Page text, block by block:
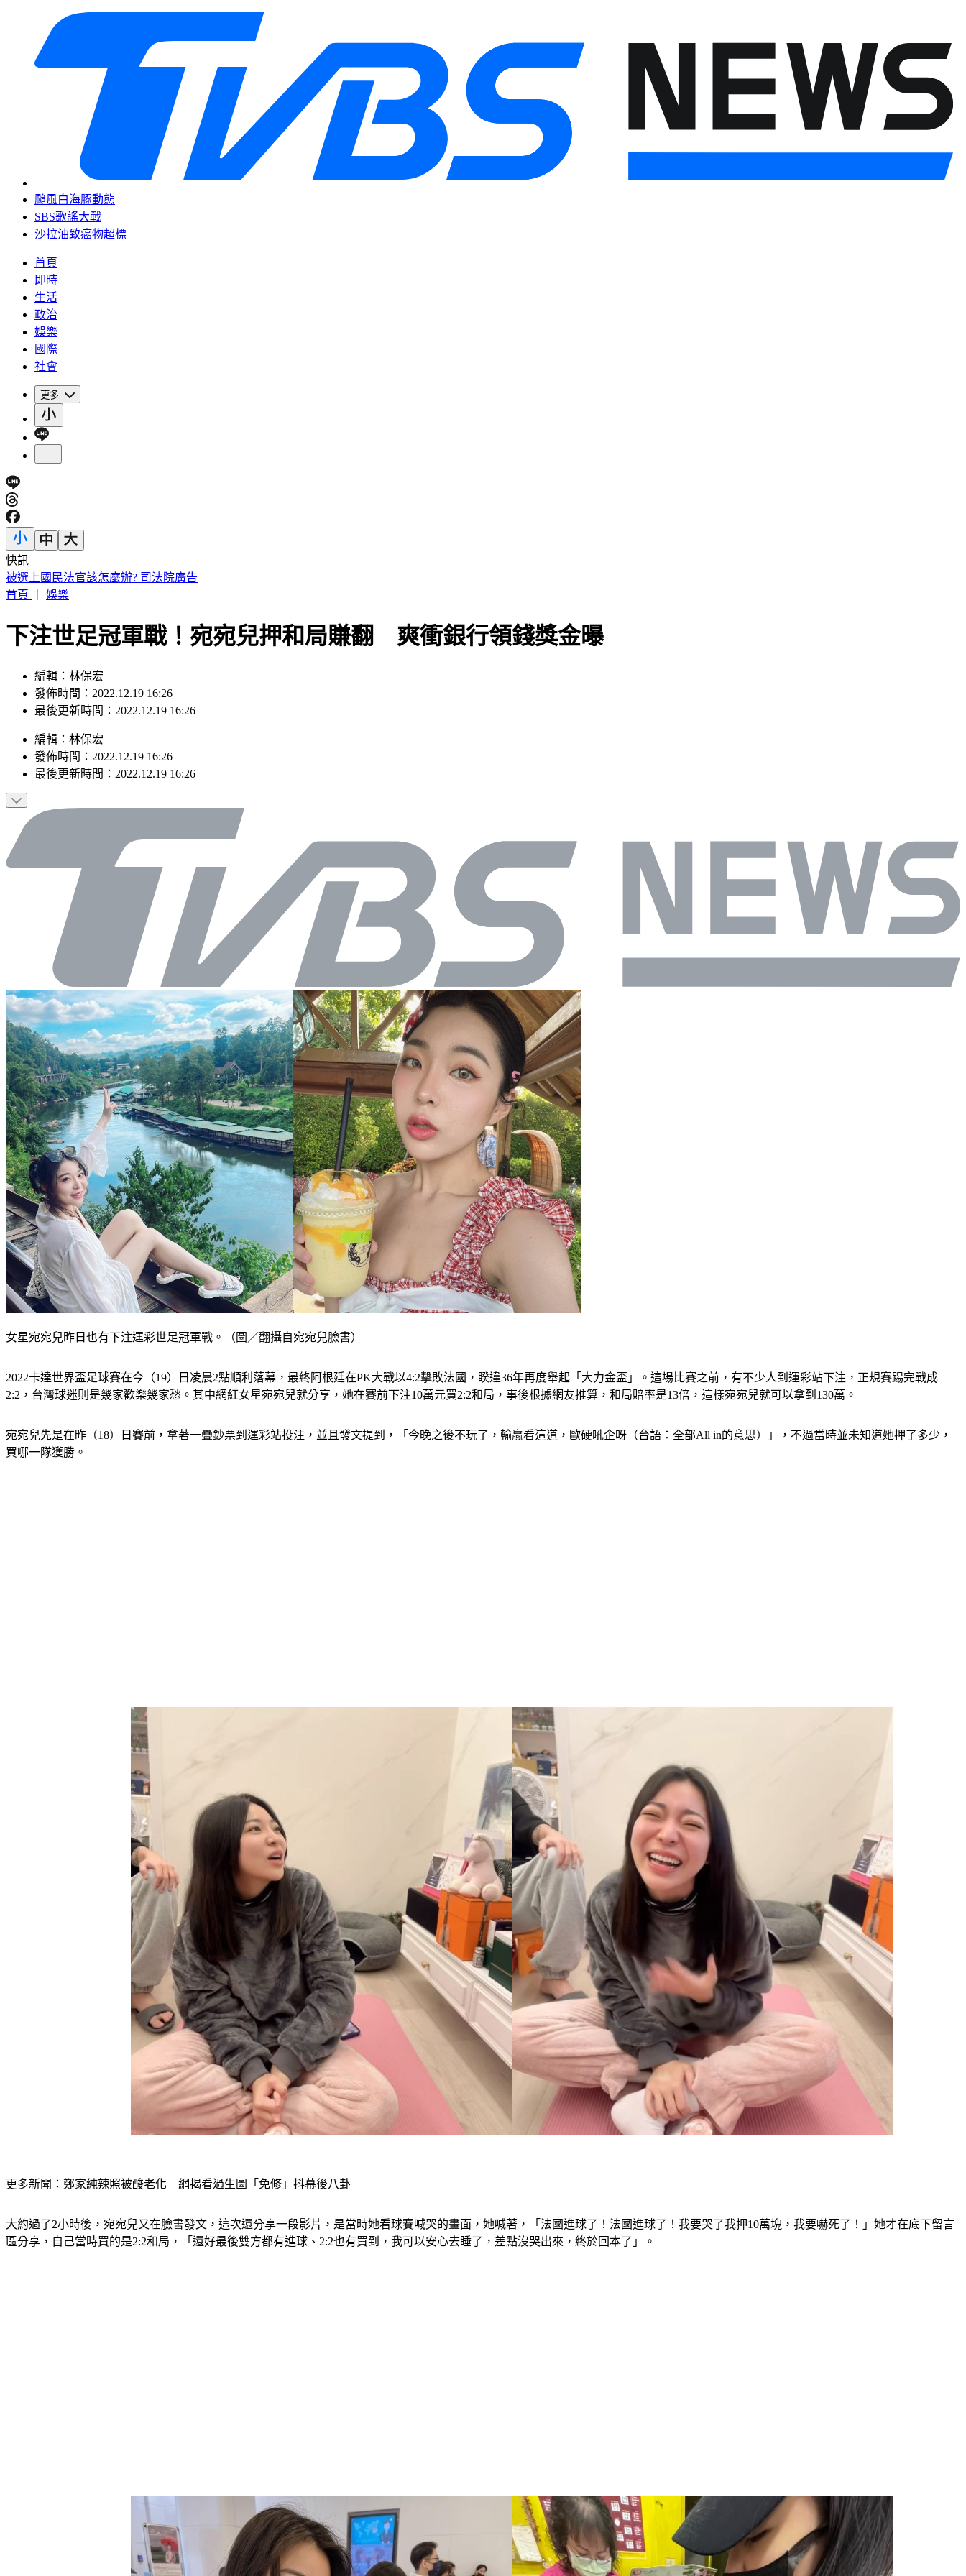
颱風白海豚動態
SBS歌謠大戰
沙拉油致癌物超標
首頁
即時
生活
政治
娛樂
國際
社會
更多
快訊
被選上國民法官該怎麼辦? 司法院廣告
首頁
娛樂
下注世足冠軍戰！宛宛兒押和局賺翻 爽衝銀行領錢獎金曝
編輯：林保宏
發佈時間：2022.12.19 16:26
最後更新時間：2022.12.19 16:26
編輯 ： 林保宏
發佈時間： 2022.12.19 16:26
最後更新時間： 2022.12.19 16:26
女星宛宛兒昨日也有下注運彩世足冠軍戰。（圖／翻攝自宛宛兒臉書）
2022卡達世界盃足球賽在今（19）日凌晨2點順利落幕，最終阿根廷在PK大戰以4:2擊敗法國，睽違36年再度舉起「大力金盃」。這場比賽之前，有不少人到運彩站下注，正規賽踢完戰成
2:2，台灣球迷則是幾家歡樂幾家愁。其中網紅女星宛宛兒就分享，她在賽前下注10萬元買2:2和局，事後根據網友推算，和局賠率是13倍，這樣宛宛兒就可以拿到130萬。
宛宛兒先是在昨（18）日賽前，拿著一疊鈔票到運彩站投注，並且發文提到，「今晚之後不玩了，輸贏看這道，歐硬吼企呀（台語：全部All in的意思）」，不過當時並未知道她押了多少，
買哪一隊獲勝。
更多新聞： 鄭家純辣照被酸老化　網揭看過生圖「免修」抖幕後八卦
大約過了2小時後，宛宛兒又在臉書發文，這次還分享一段影片，是當時她看球賽喊哭的畫面，她喊著，「法國進球了！法國進球了！我要哭了我押10萬塊，我要嚇死了！」她才在底下留言
區分享，自己當時買的是2:2和局，「還好最後雙方都有進球、2:2也有買到，我可以安心去睡了，差點沒哭出來，終於回本了」。